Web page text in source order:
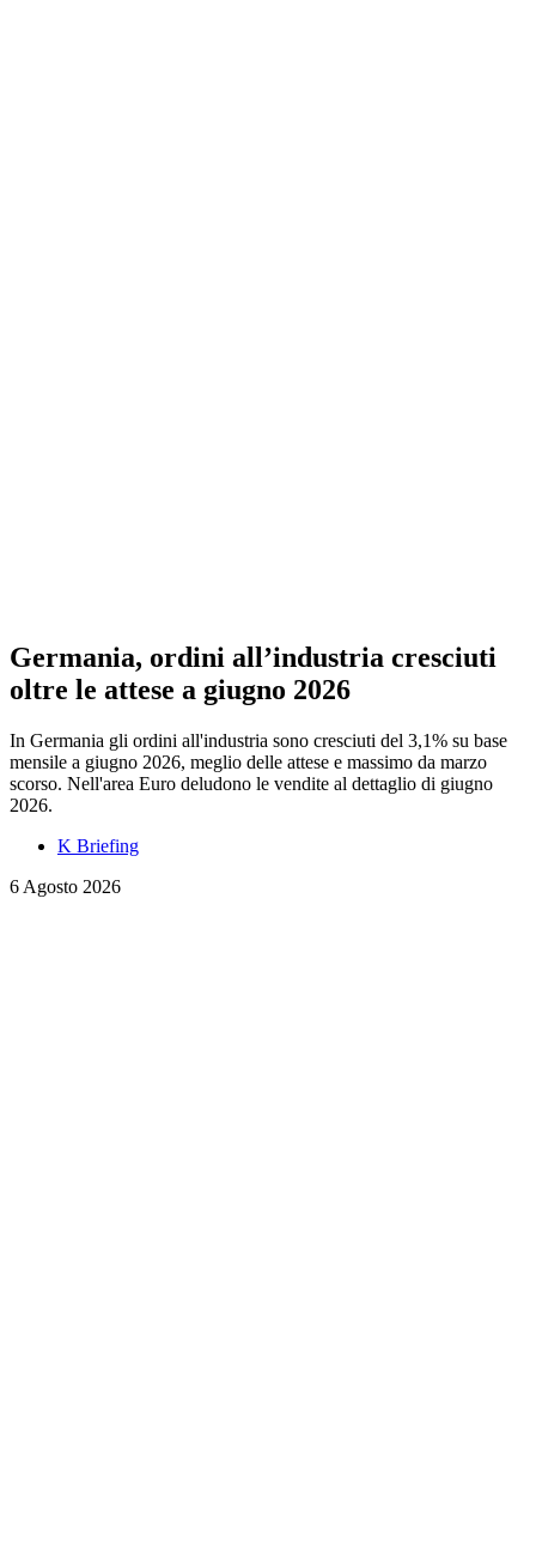
Germania, ordini all’industria cresciuti
oltre le attese a giugno 2026
In Germania gli ordini all'industria sono cresciuti del 3,1% su base
mensile a giugno 2026, meglio delle attese e massimo da marzo
scorso. Nell'area Euro deludono le vendite al dettaglio di giugno
2026.
K Briefing
6 Agosto 2026